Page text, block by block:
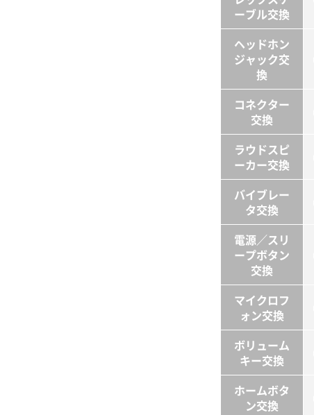
ーブル交換
ヘッドホン
ジャック交
換
コネクター
交換
ラウドスピ
ーカー交換
バイブレー
タ交換
電源／スリ
ープボタン
交換
マイクロフ
ォン交換
ボリューム
キー交換
ホームボタ
ン交換